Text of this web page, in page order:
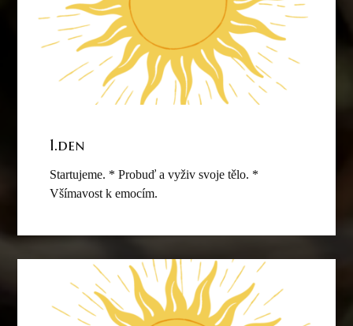
1.den
Startujeme. * Probuď a vyživ svoje tělo. *
Všímavost k emocím.